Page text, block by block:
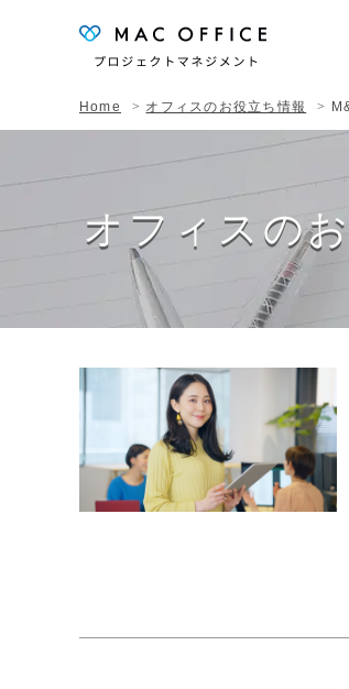
Home オフィスのお役立ち情報
オフィスの